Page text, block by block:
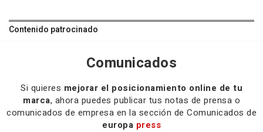
Contenido patrocinado
Comunicados
Si quieres mejorar el posicionamiento online de tu
marca, ahora puedes publicar tus notas de prensa o
comunicados de empresa en la sección de Comunicados de
europa press